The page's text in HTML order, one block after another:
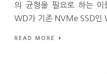
의 균형을 필요로 하는 이
WD가 기존 NVMe SSD인
READ MORE